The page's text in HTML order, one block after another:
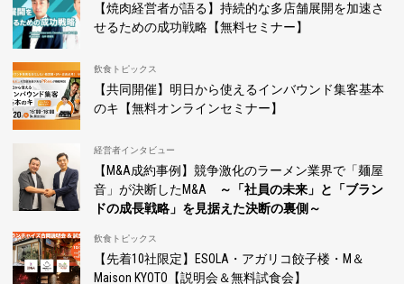
【焼肉経営者が語る】持続的な多店舗展開を加速さ
せるための成功戦略【無料セミナー】
飲食トピックス
【共同開催】明日から使えるインバウンド集客基本
のキ【無料オンラインセミナー】
経営者インタビュー
【M&A成約事例】競争激化のラーメン業界で「麺屋
音」が決断したM&A
～「社員の未来」と「ブラン
ドの成長戦略」を見据えた決断の裏側～
飲食トピックス
【先着10社限定】ESOLA・アガリコ餃子楼・M＆
Maison KYOTO【説明会＆無料試食会】